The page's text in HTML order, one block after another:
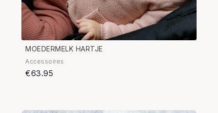
MOEDERMELK HARTJE
Accessoires
€63.95